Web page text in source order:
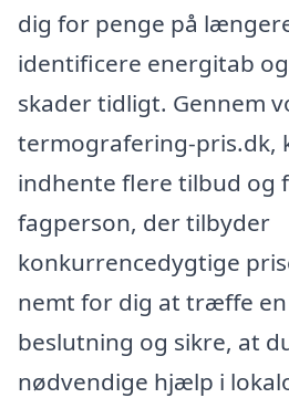
dig for penge på
identificere energitab
skader tidligt. Gennem
termografering-pris.dk,
indhente flere tilbud og
fagperson, der tilbyder
konkurrencedygtige
nemt for dig at træffe
beslutning og sikre, at
nødvendige hjælp i